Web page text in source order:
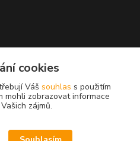
cookies
Váš souhlas s použitím
mohli zobrazovat informace
zájmů.